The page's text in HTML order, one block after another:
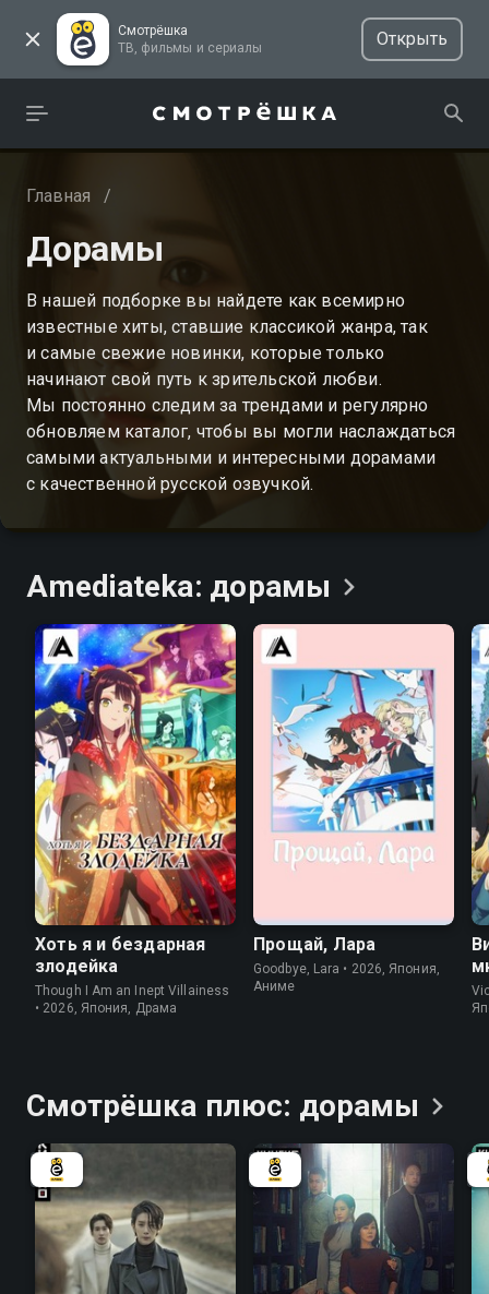
Смотрёшка
ТВ, фильмы и сериалы
Открыть
Главная /
Дорамы
В нашей подборке вы найдете как всемирно
известные хиты, ставшие классикой жанра, так
и самые свежие новинки, которые только
начинают свой путь к зрительской любви.
Мы постоянно следим за трендами и регулярно
обновляем каталог, чтобы вы могли наслаждаться
самыми актуальными и интересными дорамами
с качественной русской озвучкой.
Amediateka: дорамы
Хоть я и бездарная
злодейка
Though I Am an Inept Villainess
• 2026, Япония, Драма
Прощай, Лара
Goodbye, Lara • 2026, Япония,
Аниме
Смотрёшка плюс: дорамы